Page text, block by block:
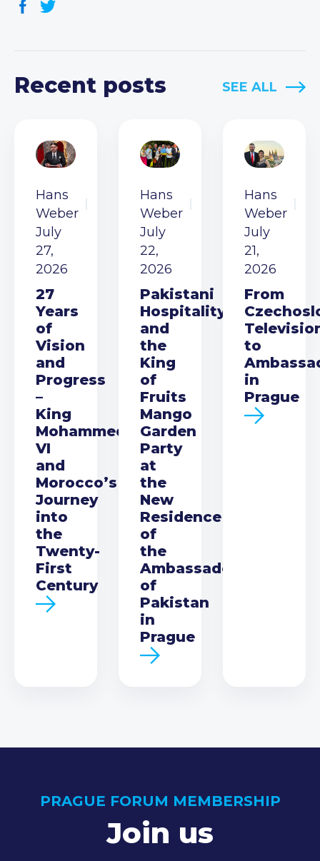
Recent posts SEE ALL
Hans
Weber
July
27,
2026
27
Years
of
Vision
and
Progress
–
King
Mohammed
VI
and
Morocco’s
Journey
into
the
Twenty-
First
Century
Hans
Weber
July
22,
2026
Pakistani
Hospitality
and
the
King
of
Fruits
Mango
Garden
Party
at
the
New
Residence
of
the
Ambassador
of
Pakistan
in
Prague
Hans
Weber
July
21,
2026
From
to
in
Prague
PRAGUE FORUM MEMBERSHIP
Join us